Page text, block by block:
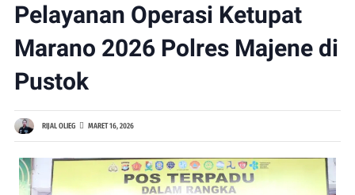
Pelayanan Operasi Ketupat
Marano 2026 Polres Majene di
Pustok
RIJAL OLIEG MARET 16, 2026